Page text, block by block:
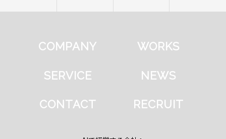
COMPANY WORKS
SERVICE NEWS
CONTACT RECRUIT